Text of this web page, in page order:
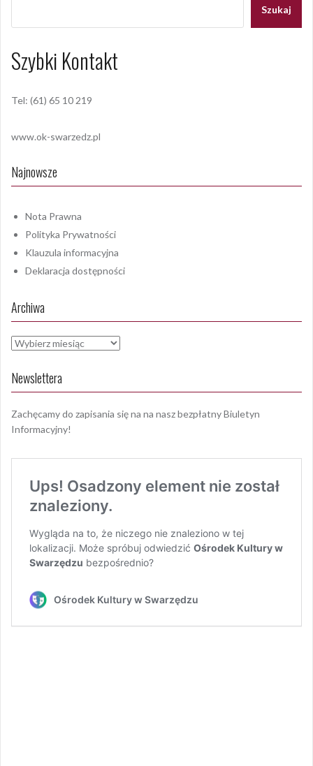
Szukaj
Szybki Kontakt
Tel: (61) 65 10 219
www.ok-swarzedz.pl
Najnowsze
Nota Prawna
Polityka Prywatności
Klauzula informacyjna
Deklaracja dostępności
Archiwa
Archiwa
Newslettera
Zachęcamy do zapisania się na na nasz bezpłatny Biuletyn
Informacyjny!